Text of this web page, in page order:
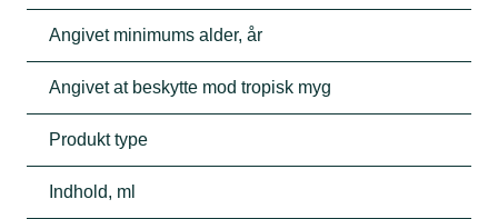
Angivet minimums alder, år
Angivet at beskytte mod tropisk myg
Produkt type
Indhold, ml